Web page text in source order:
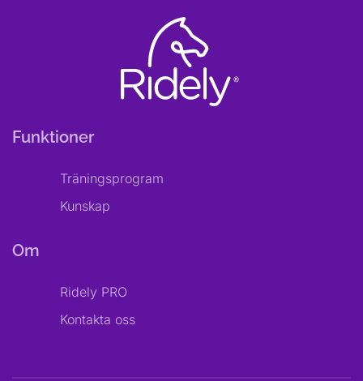
Funktioner
Träningsprogram
Kunskap
Om
Ridely PRO
Kontakta oss